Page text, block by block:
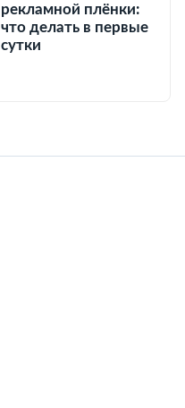
рекламной плёнки:
что делать в первые
сутки